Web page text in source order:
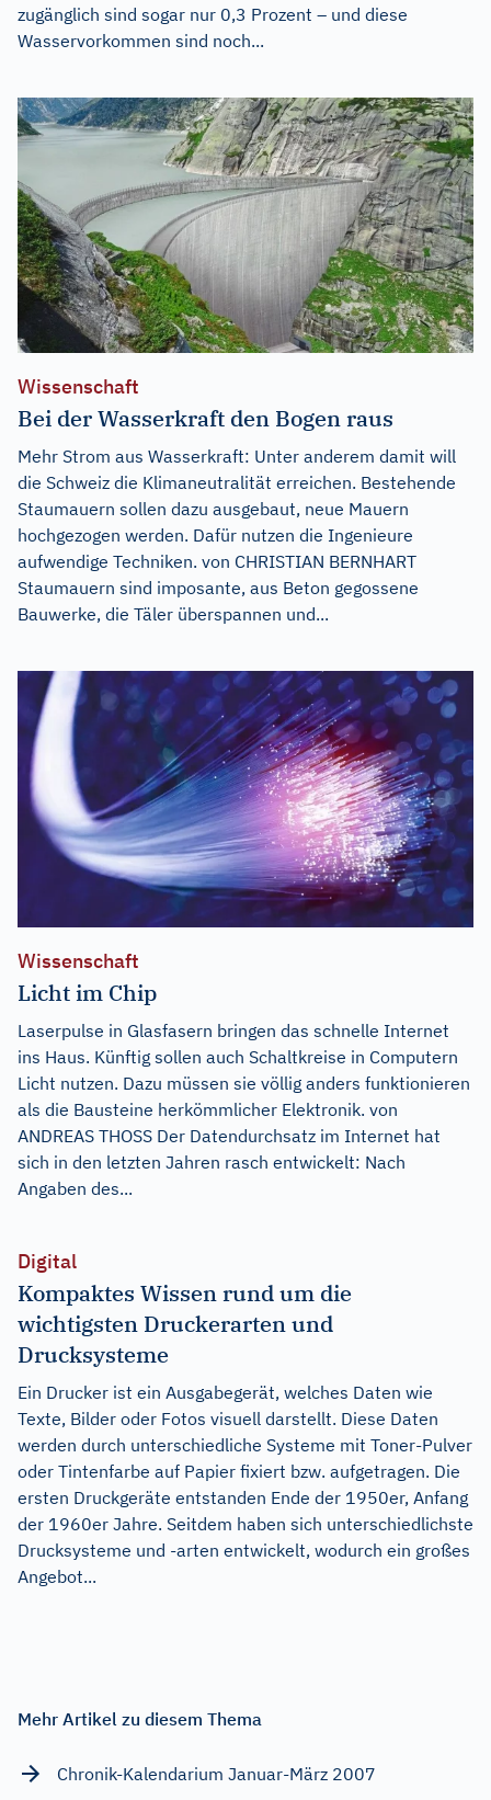
zugänglich sind sogar nur 0,3 Prozent – und diese
Wasservorkommen sind noch...
Wissenschaft
Bei der Wasserkraft den Bogen raus
Mehr Strom aus Wasserkraft: Unter anderem damit will
die Schweiz die Klimaneutralität erreichen. Bestehende
Staumauern sollen dazu ausgebaut, neue Mauern
hochgezogen werden. Dafür nutzen die Ingenieure
aufwendige Techniken. von CHRISTIAN BERNHART
Staumauern sind imposante, aus Beton gegossene
Bauwerke, die Täler überspannen und...
Wissenschaft
Licht im Chip
Laserpulse in Glasfasern bringen das schnelle Internet
ins Haus. Künftig sollen auch Schaltkreise in Computern
Licht nutzen. Dazu müssen sie völlig anders funktionieren
als die Bausteine herkömmlicher Elektronik. von
ANDREAS THOSS Der Datendurchsatz im Internet hat
sich in den letzten Jahren rasch entwickelt: Nach
Angaben des...
Digital
Kompaktes Wissen rund um die
wichtigsten Druckerarten und
Drucksysteme
Ein Drucker ist ein Ausgabegerät, welches Daten wie
Texte, Bilder oder Fotos visuell darstellt. Diese Daten
werden durch unterschiedliche Systeme mit Toner-Pulver
oder Tintenfarbe auf Papier fixiert bzw. aufgetragen. Die
ersten Druckgeräte entstanden Ende der 1950er, Anfang
der 1960er Jahre. Seitdem haben sich unterschiedlichste
Drucksysteme und -arten entwickelt, wodurch ein großes
Angebot...
Mehr Artikel zu diesem Thema
Chronik-Kalendarium Januar-März 2007